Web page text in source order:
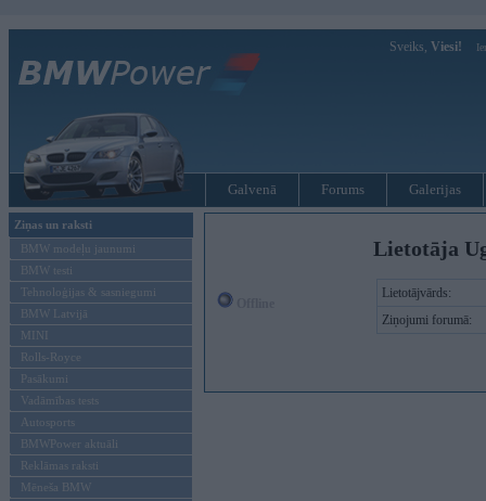
Sveiks, Viesi!
Galvenā Forums Galerijas
Ziņas un raksti
BMW modeļu jaunumi
BMW testi
Tehnoloģijas & sasniegumi
BMW Latvijā
MINI
Rolls-Royce
Pasākumi
Vadāmības tests
Autosports
BMWPower aktuāli
Reklāmas raksti
Mēneša BMW
Lietotāja
Lietotājvārds:
Ziņojumi forumā: